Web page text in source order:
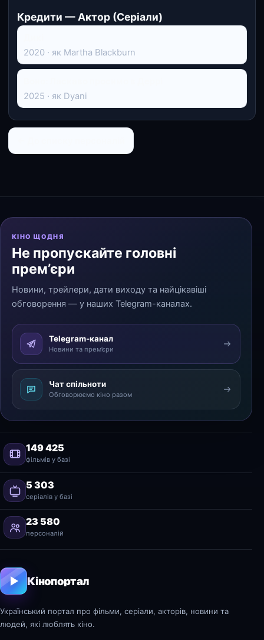
Кредити — Актор (Серіали)
2020 · як Martha Blackburn
2025 · як Dyani
КІНО ЩОДНЯ
Не пропускайте головні
прем’єри
Новини, трейлери, дати виходу та найцікавіші
обговорення — у наших Telegram-каналах.
Telegram-канал
Новини та прем’єри
Чат спільноти
Обговорюємо кіно разом
149 425
фільмів у базі
5 303
серіалів у базі
23 580
персоналій
Кінопортал
Український портал про фільми, серіали, акторів, новини та
людей, які люблять кіно.